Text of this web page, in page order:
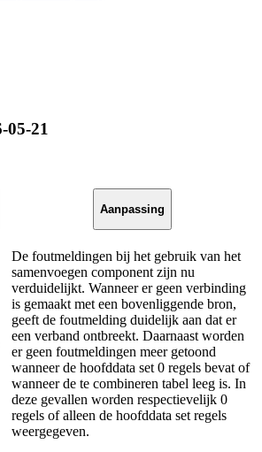
05-21
Aanpassing
De foutmeldingen bij het gebruik van het
samenvoegen component zijn nu
verduidelijkt. Wanneer er geen verbinding
is gemaakt met een bovenliggende bron,
geeft de foutmelding duidelijk aan dat er
een verband ontbreekt. Daarnaast worden
er geen foutmeldingen meer getoond
wanneer de hoofddata set 0 regels bevat of
wanneer de te combineren tabel leeg is. In
deze gevallen worden respectievelijk 0
regels of alleen de hoofddata set regels
weergegeven.